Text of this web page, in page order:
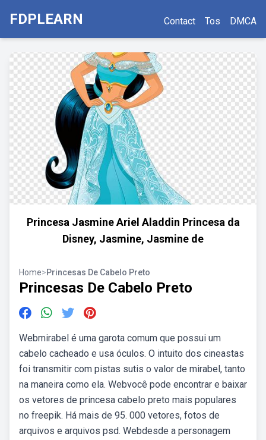
FDPLEARN Contact Tos DMCA
Princesa Jasmine Ariel Aladdin Princesa da
Disney, Jasmine, Jasmine de
Home>Princesas De Cabelo Preto
Princesas De Cabelo Preto
Webmirabel é uma garota comum que possui um
cabelo cacheado e usa óculos. O intuito dos cineastas
foi transmitir com pistas sutis o valor de mirabel, tanto
na maneira como ela. Webvocê pode encontrar e baixar
os vetores de princesa cabelo preto mais populares
no freepik. Há mais de 95. 000 vetores, fotos de
arquivos e arquivos psd. Webdesde a personagem